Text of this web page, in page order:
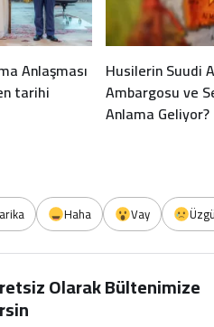
Anlaşması
tarihi
Husilerin Suudi
Ambargosu ve
Anlama Geliyor?
Haha Vay
Olarak Bültenimize